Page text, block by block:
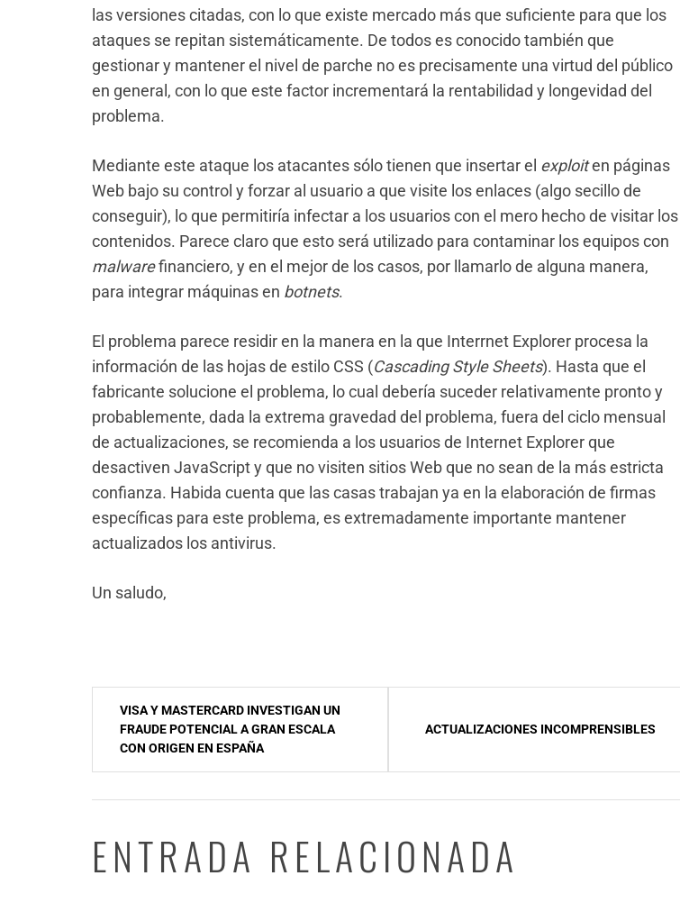
las versiones citadas, con lo que existe mercado más que suficiente para que los
ataques se repitan sistemáticamente. De todos es conocido también que
gestionar y mantener el nivel de parche no es precisamente una virtud del público
en general, con lo que este factor incrementará la rentabilidad y longevidad del
problema.
Mediante este ataque los atacantes sólo tienen que insertar el exploiten páginas
Web bajo su control y forzar al usuario a que visite los enlaces (algo secillo de
conseguir), lo que permitiría infectar a los usuarios con el mero hecho de visitar los
contenidos. Parece claro que esto será utilizado para contaminar los equipos con
malwarefinanciero, y en el mejor de los casos, por llamarlo de alguna manera,
para integrar máquinas en botnets.
El problema parece residir en la manera en la que Interrnet Explorer procesa la
información de las hojas de estilo CSS (Cascading Style Sheets). Hasta que el
fabricante solucione el problema, lo cual debería suceder relativamente pronto y
probablemente, dada la extrema gravedad del problema, fuera del ciclo mensual
de actualizaciones, se recomienda a los usuarios de Internet Explorer que
desactiven JavaScript y que no visiten sitios Web que no sean de la más estricta
confianza. Habida cuenta que las casas trabajan ya en la elaboración de firmas
específicas para este problema, es extremadamente importante mantener
actualizados los antivirus.
Un saludo,
NavegaciÃ³n
entradas
VISA Y MASTERCARD INVESTIGAN UN
FRAUDE POTENCIAL A GRAN ESCALA
CON ORIGEN EN ESPAÑA
ACTUALIZACIONES INCOMPRENSIBLES
ENTRADA RELACIONADA